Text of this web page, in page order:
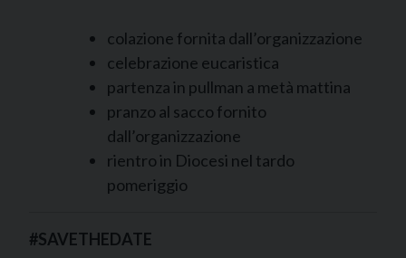
colazione fornita dall’organizzazione
celebrazione eucaristica
partenza in pullman a metà mattina
pranzo al sacco fornito
dall’organizzazione
rientro in Diocesi nel tardo
pomeriggio
#SAVETHEDATE